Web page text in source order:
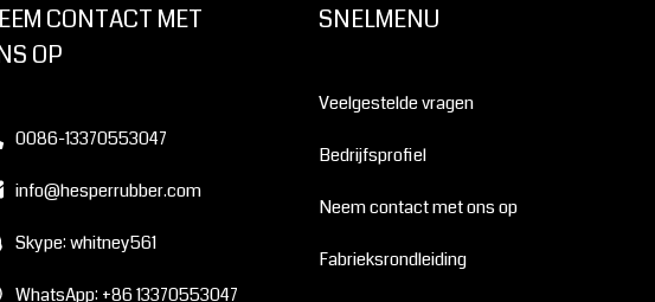
CONTACT MET
OP
0086-13370553047
info@hesperrubber.com
Skype: whitney561
WhatsApp: +86 13370553047
SNELMENU
Veelgestelde vragen
Bedrijfsprofiel
Neem contact met ons op
Fabrieksrondleiding